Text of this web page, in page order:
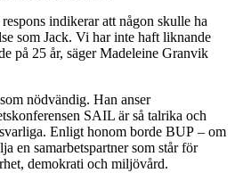
indikerar att någon skulle ha
som Jack. Vi har inte haft liknande
på 25 år, säger Madeleine Granvik
nödvändig. Han anser
SAIL är så talrika och
Enligt honom borde BUP – om
en samarbetspartner som står för
demokrati och miljövård.